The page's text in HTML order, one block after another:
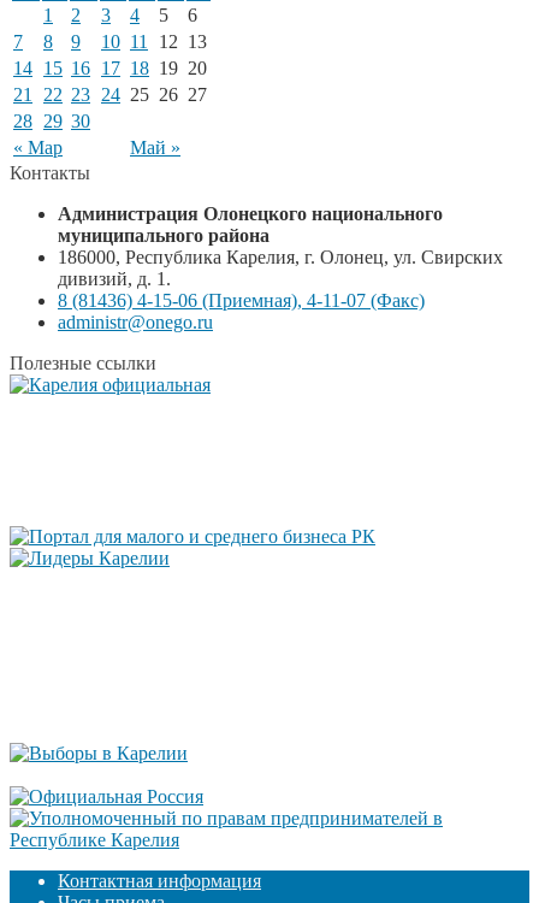
« Мар Май »
1 2 3 4 5
6
7
8 9 10 11 12 13
14 15 16 17 18 19 20
21
22 23 24 25 26 27
28 29 30
Контакты
Администрация Олонецкого национального
муниципального района
186000, Республика Карелия, г. Олонец, ул. Свирских
дивизий, д. 1.
8 (81436) 4-15-06 (Приемная), 4-11-07 (Факс)
administr@onego.ru
Полезные ссылки
Контактная информация